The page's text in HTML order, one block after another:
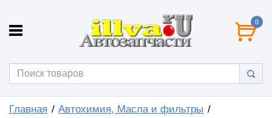
0
Главная
Автохимия, Масла и фильтры